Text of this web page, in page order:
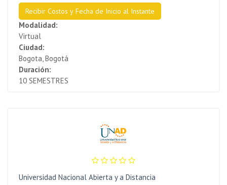
Recibir Costos y Fecha de Inicio al Instante
Modalidad:
Virtual
Ciudad:
Bogota, Bogotá
Duración:
10 SEMESTRES
Universidad Nacional Abierta y a Distancia